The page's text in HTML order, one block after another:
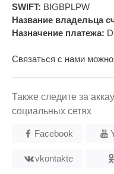
SWIFT: BIGBPLPW
Название владельца
Назначение платежа:
Связаться с нами
Также следите за
социальных сетях
Facebook
vkontakte